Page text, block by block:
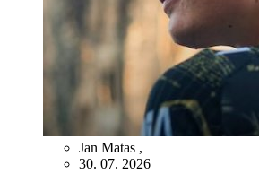
Jan Matas ,
30. 07. 2026